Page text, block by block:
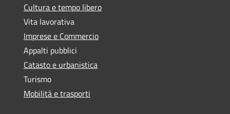
Cultura e tempo libero
Vita lavorativa
Imprese e Commercio
Appalti pubblici
Catasto e urbanistica
Turismo
Mobilità e trasporti